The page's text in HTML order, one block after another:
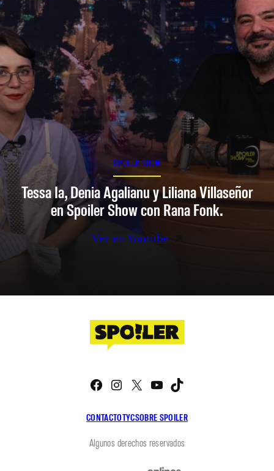
SPOILER SHOW
Tessa Ia, Denia Agalianu y Liliana Villaseñor
en Spoiler Show con Rana Fonk.
Ver en Youtube
CONTACTOTYCSOBRE SPOILER
Facebook
Instagram
X YouTube
Algunos derechos reservados